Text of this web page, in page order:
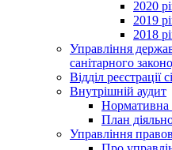
2020
2019
2018
Управління
санітарного
Відділ реєстрації
Внутрішній аудит
Нормативна
План
Управління